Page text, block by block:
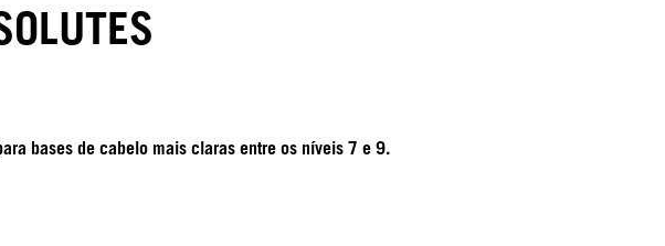
bases de cabelo mais claras entre os níveis 7 e 9.